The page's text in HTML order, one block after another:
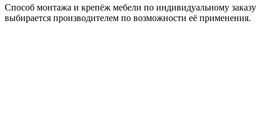
Способ монтажа и крепёж мебели по индивидуальному заказу
выбирается производителем по возможности её применения.